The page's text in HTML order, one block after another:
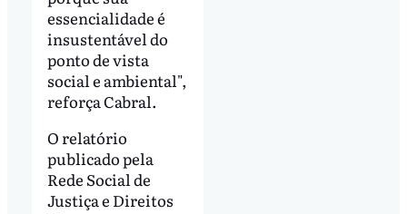
essencialidade é
insustentável do
ponto de vista
social e ambiental",
reforça Cabral.
O relatório
publicado pela
Rede Social de
Justiça e Direitos